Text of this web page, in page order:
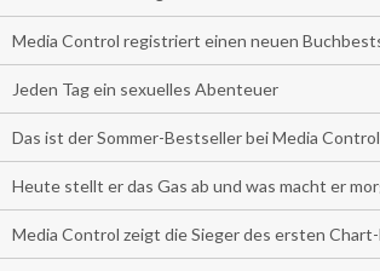
Media Control registriert einen neuen
Jeden Tag ein sexuelles Abenteuer
Das ist der Sommer-Bestseller bei Media Control
Heute stellt er das Gas ab und was macht er
Media Control zeigt die Sieger des ersten